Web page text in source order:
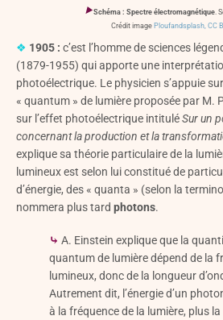
‣ Schéma : Spectre électromagnétique.
Crédit image Ploufandsplash, CC
❖ 1905 : c’est l’homme de sciences
(1879-1955) qui apporte une
photoélectrique. Le physicien s’appuie
« quantum » de lumière proposée par M.
sur l’effet photoélectrique intituléSur un
concernant la production et la
explique sa théorie particulaire de la
lumineux est selon lui constitué de
d’énergie, des « quanta » (selon la
nommera plus tard photons.
⤷ A. Einstein explique que la
quantum de lumière dépend de la
lumineux, donc de la longueur
Autrement dit, l’énergie d’un
à la fréquence de la lumière, plus la